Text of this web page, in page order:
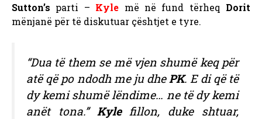
Sutton’s parti – Kyle më në fund tërheq Dorit
mënjanë për të diskutuar çështjet e tyre.
“Dua të them se më vjen shumë keq për
atë që po ndodh me ju dhePK. E di që të
dy kemi shumë lëndime… ne të dy kemi
anët tona.” Kylefillon, duke shtuar,